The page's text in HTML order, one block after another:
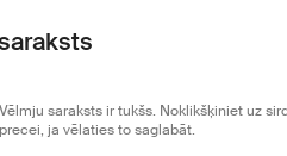
Vēlmju saraksts ir tukšs. Noklikšķiniet uz
precei, ja vēlaties to saglabāt.